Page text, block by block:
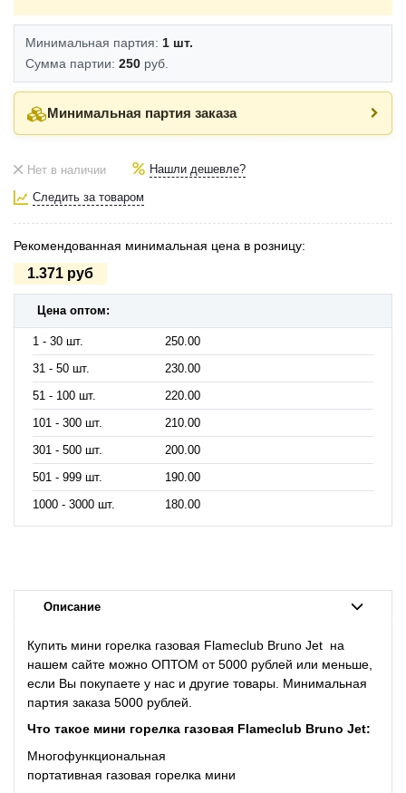
Минимальная партия: 1 шт.
Сумма партии: 250 руб.
Минимальная партия заказа
Нет в наличии Нашли дешевле?
Следить за товаром
Рекомендованная минимальная цена в розницу:
1.371 руб
Цена оптом:
1 - 30 шт.
250.00
31 - 50 шт.
230.00
51 - 100 шт.
220.00
101 - 300 шт.
210.00
301 - 500 шт.
200.00
501 - 999 шт.
190.00
1000 - 3000 шт.
180.00
Описание
Купить мини горелка газовая Flameclub Bruno Jet на
нашем сайте можно ОПТОМ от 5000 рублей или меньше,
если Вы покупаете у нас и другие товары. Минимальная
партия заказа 5000 рублей.
Что такое мини горелка газовая Flameclub Bruno Jet:
Многофункциональная
портативная газовая горелка мини